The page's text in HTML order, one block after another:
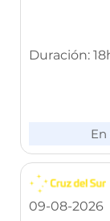
Duración:
09-08-2026